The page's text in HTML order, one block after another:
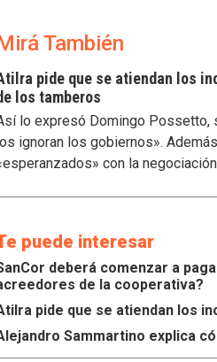
También
pide que se atiendan los
los tamberos
lo expresó Domingo Possetto,
los ignoran los gobiernos».
con la
puede interesar
deberá comenzar a
de la cooperativa?
pide que se atiendan los
Sammartino explica